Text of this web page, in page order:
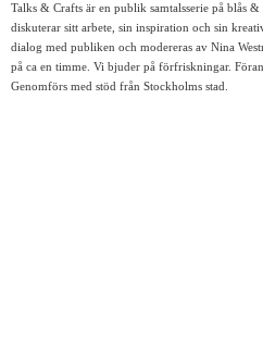
Talks & Crafts är en publik samtalsserie på blås
diskuterar sitt arbete, sin inspiration och sin
dialog med publiken och modereras av Nina
på ca en timme. Vi bjuder på förfriskningar.
Genomförs med stöd från Stockholms stad.